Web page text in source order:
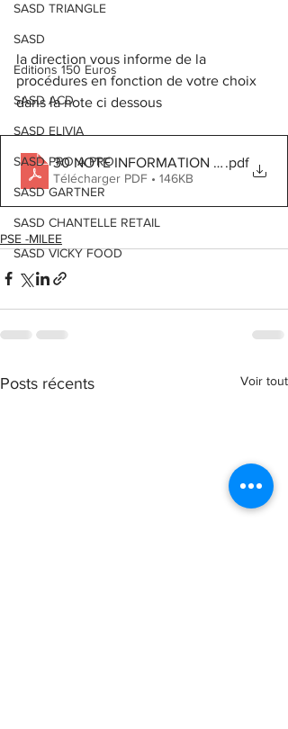
SASD TRIANGLE
SASD
Editions 150 Euros
SASD ACD
SASD ELIVIA
SASD PRO A PRO
SASD GARTNER
SASD CHANTELLE RETAIL
SASD VICKY FOOD
la direction vous informe de la
procédures en fonction de votre choix
dans la note ci dessous
30 NOTE INFORMATION .pdf
Télécharger PDF • 146KB
PSE -MILEE
Posts récents Voir tout